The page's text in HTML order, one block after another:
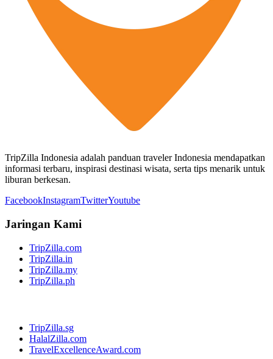
TripZilla Indonesia adalah panduan traveler Indonesia mendapatkan
informasi terbaru, inspirasi destinasi wisata, serta tips menarik untuk
liburan berkesan.
FacebookInstagramTwitterYoutube
Jaringan Kami
TripZilla.com
TripZilla.in
TripZilla.my
TripZilla.ph
TripZilla.sg
HalalZilla.com
TravelExcellenceAward.com